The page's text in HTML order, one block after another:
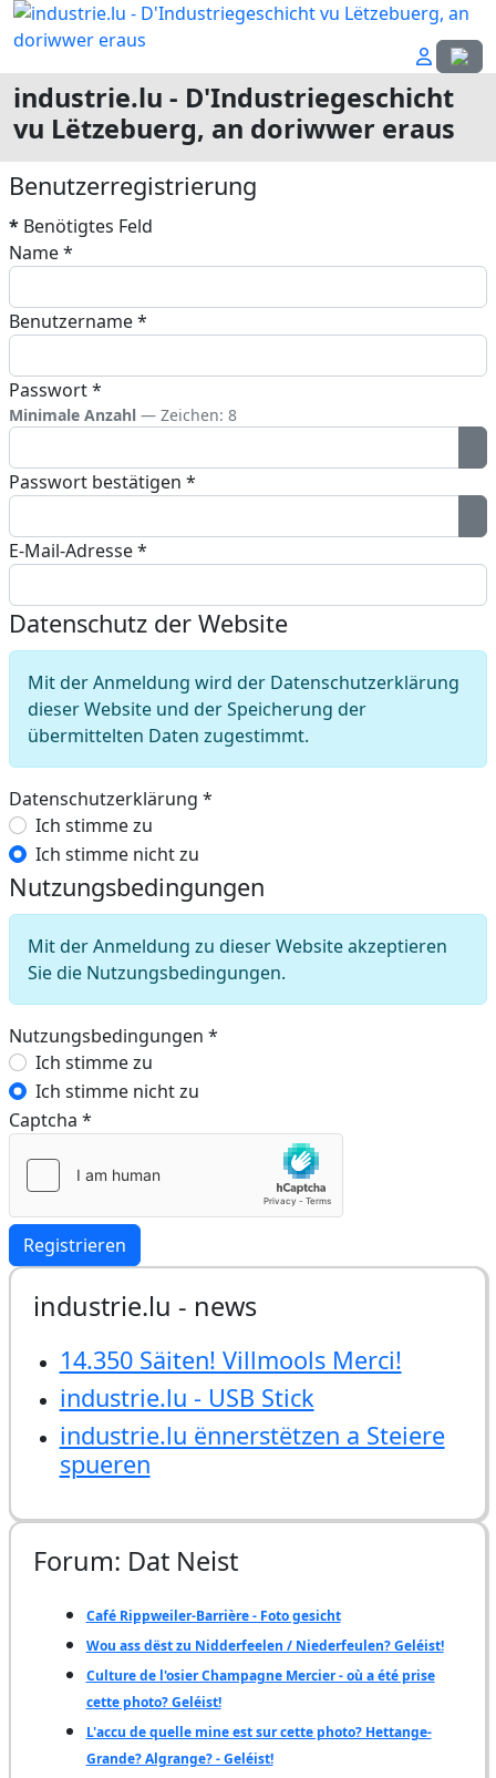
industrie.lu - D'Industriegeschicht
vu Lëtzebuerg, an doriwwer eraus
Benutzerregistrierung
*Benötigtes Feld
Name*
Benutzername*
Passwort*
Minimale Anzahl— Zeichen: 8
Passwort bestätigen *
E-Mail-Adresse*
Datenschutz der Website
Mit der Anmeldung wird der Datenschutzerklärung
dieser Website und der Speicherung der
übermittelten Daten zugestimmt.
Datenschutzerklärung *
Datenschutzerklärung
Ich stimme zu
Ich stimme nicht zu
Nutzungsbedingungen
Mit der Anmeldung zu dieser Website akzeptieren
Sie die Nutzungsbedingungen.
Nutzungsbedingungen *
Nutzungsbedingungen
Ich stimme zu
Ich stimme nicht zu
Captcha *
Registrieren
industrie.lu - news
14.350 Säiten! Villmools Merci!
industrie.lu - USB Stick
industrie.lu ënnerstëtzen a Steiere
spueren
Forum: Dat Neist
Café Rippweiler-Barrière - Foto gesicht
Wou ass dëst zu Nidderfeelen / Niederfeulen? Geléist!
Culture de l'osier Champagne Mercier - où a été prise
cette photo? Geléist!
L'accu de quelle mine est sur cette photo? Hettange-
Grande? Algrange? - Geléist!